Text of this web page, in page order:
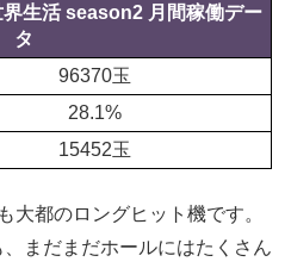
生活 season2 月間稼働デー
タ
96370玉
28.1%
15452玉
大都のロングヒット機です。
まだまだホールにはたくさん